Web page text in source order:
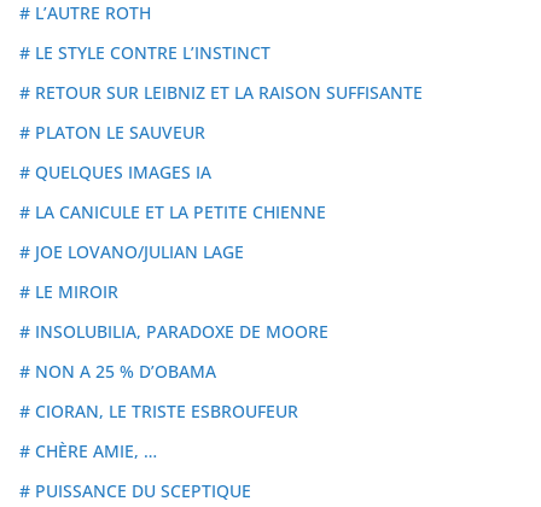
# L’AUTRE ROTH
# LE STYLE CONTRE L’INSTINCT
# RETOUR SUR LEIBNIZ ET LA RAISON SUFFISANTE
# PLATON LE SAUVEUR
# QUELQUES IMAGES IA
# LA CANICULE ET LA PETITE CHIENNE
# JOE LOVANO/JULIAN LAGE
# LE MIROIR
# INSOLUBILIA, PARADOXE DE MOORE
# NON A 25 % D’OBAMA
# CIORAN, LE TRISTE ESBROUFEUR
# CHÈRE AMIE, …
# PUISSANCE DU SCEPTIQUE